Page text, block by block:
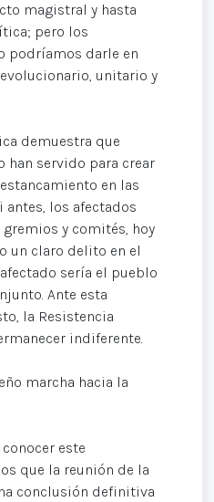
magistral y hasta
pero los
podríamos darle en
unitario y
demuestra que
han servido para crear
en las
antes, los afectados
y comités, hoy
un claro delito en el
sería el pueblo
Ante esta
la Resistencia
indiferente.
marcha hacia la
este
que la reunión de la
conclusión definitiva